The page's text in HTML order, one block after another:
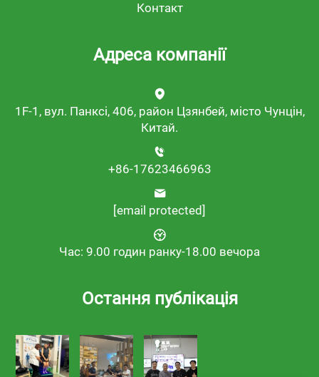
Контакт
Адреса компанії
1F-1, вул. Панксі, 406, район Цзянбей, місто Чунцін,
Китай.
+86-17623466963
[email protected]
Час: 9.00 годин ранку-18.00 вечора
Остання публікація